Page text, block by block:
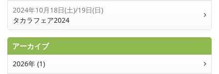
2024年10月18日(土)/19日(日)
タカラフェア2024
アーカイブ
2026年 (1)